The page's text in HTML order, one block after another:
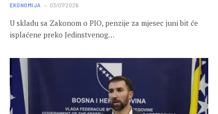
EKONOMIJA 03/07/2026
U skladu sa Zakonom o PIO, penzije za mjesec juni bit će
isplaćene preko Jedinstvenog…